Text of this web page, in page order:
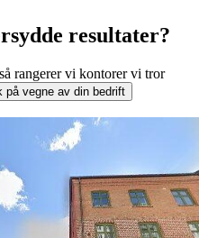
resultater?
rangerer vi kontorer vi tror
på vegne av din bedrift